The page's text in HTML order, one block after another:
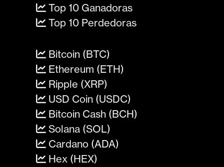
Top 10 Ganadoras
Top 10 Perdedoras
Bitcoin (BTC)
Ethereum (ETH)
Ripple (XRP)
USD Coin (USDC)
Bitcoin Cash (BCH)
Solana (SOL)
Cardano (ADA)
Hex (HEX)